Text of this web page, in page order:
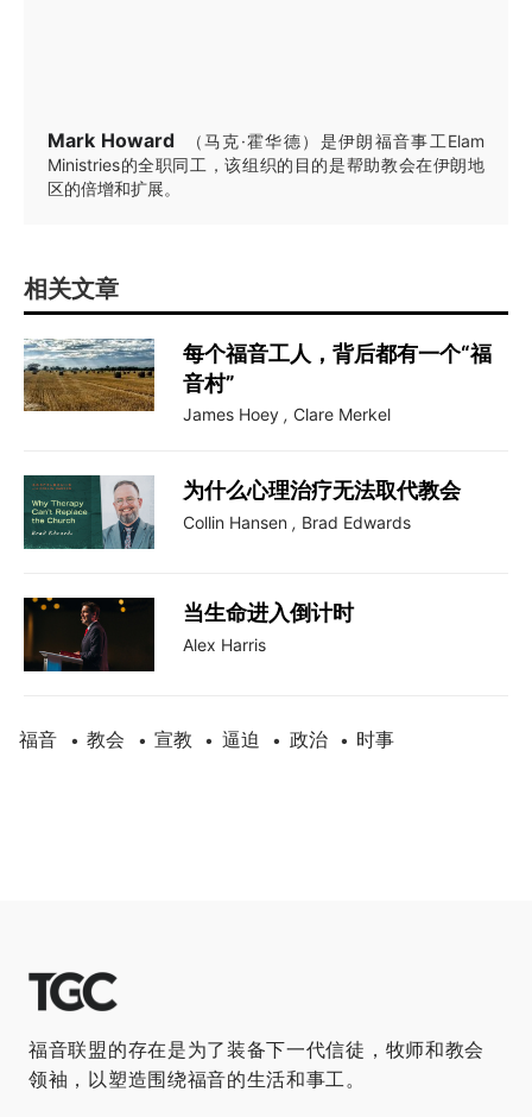
Mark Howard
（马克·霍华德）是伊朗福音事工Elam
Ministries的全职同工，该组织的目的是帮助教会在伊朗地
区的倍增和扩展。
相关文章
每个福音工人，背后都有一个“福
音村”
James Hoey , Clare Merkel
为什么心理治疗无法取代教会
Collin Hansen , Brad Edwards
当生命进入倒计时
Alex Harris
福音 • 教会 • 宣教 • 逼迫 • 政治 • 时事
福音联盟的存在是为了装备下一代信徒，牧师和教会
领袖，以塑造围绕福音的生活和事工。